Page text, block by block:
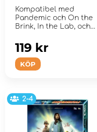
Kompatibel med
Pandemic och On the
Brink, In the Lab, och
expansioner...
KÖP
119 kr
2-4